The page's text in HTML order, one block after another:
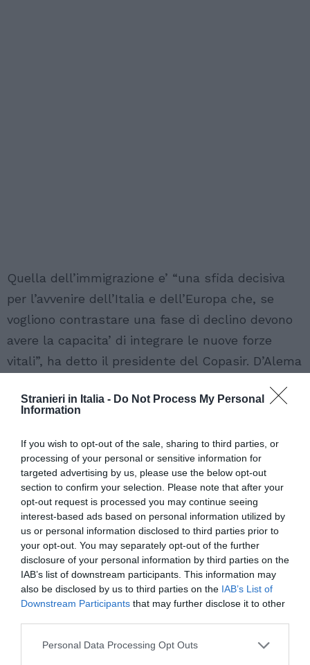
Stranieri in Italia - Do Not Process My Personal
Information
If you wish to opt-out of the sale, sharing to third parties, or
processing of your personal or sensitive information for
targeted advertising by us, please use the below opt-out
section to confirm your selection. Please note that after your
opt-out request is processed you may continue seeing
interest-based ads based on personal information utilized by
us or personal information disclosed to third parties prior to
your opt-out. You may separately opt-out of the further
disclosure of your personal information by third parties on the
IAB’s list of downstream participants. This information may
also be disclosed by us to third parties on the IAB’s List of
Downstream Participants that may further disclose it to other
Personal Data Processing Opt Outs
Quella dell’immigrazione e’ “una sfida decisiva
per l’avvenire dell’Italia e dell’Europa che, se
vogliono contrastare una fase di declino devono
avere la capacita’ di integrare le nuove forze
vitali”, ha detto il presidente del Copasir. D’Alema
“l’ostilita’ verso il mondo degli immigrati e’
imbarbarimento che contribuiscono alla chiusura
di queste comunita’”. Per D’Alema, comunque, il
“punto centrale e’ il riconoscimento dei diritti
politici che inserisce gli immigrati nelle
comunita’ nazionali”.
Sottolineando il fatto che un paese democratico
non puo’ garantire “solo parzialmente la
rappresentazione degli interessi in campo”,
D’Alema ha sottolineato come quella
dell’immigrazione e’ “una questione da sottrarre